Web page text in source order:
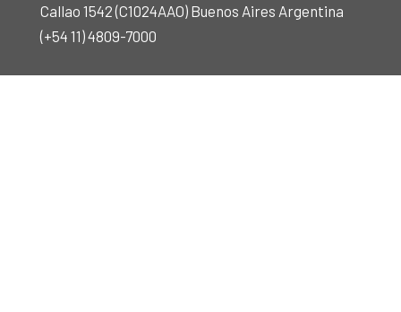
Callao 1542 (C1024AAO) Buenos Aires Argentina
(+54 11) 4809-7000